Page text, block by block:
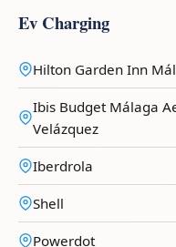
Ev Charging
Hilton Garden Inn
Ibis Budget Málaga
Velázquez
Iberdrola
Shell
Powerdot